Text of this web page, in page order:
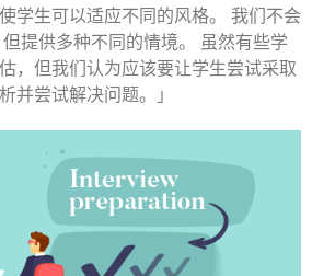
学生可以适应不同的风格。 我们不会
提供多种不同的情境。 虽然有些学
，但我们认为应该要让学生尝试采取
并尝试解决问题。」